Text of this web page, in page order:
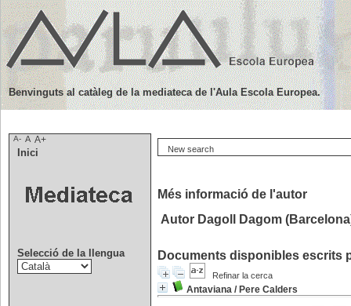
New search
Més informació de l'autor
Autor Dagoll Dagom
Documents disponibles escrits
Refinar la cerca
Antaviana / Pere Calders
Benvinguts al catàleg de la mediateca de l'Aula Escola Europea.
A- A A+
Inici
Selecció de la llengua